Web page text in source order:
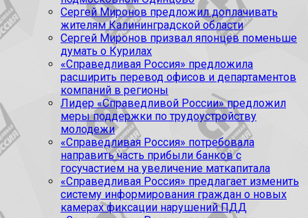
Сергей Миронов предложил доплачивать
жителям Калининградской области
Сергей Миронов призвал японцев поменьше
думать о Курилах
«Справедливая Россия» предложила
расширить перевод офисов и департаментов
компаний в регионы
Лидер «Справедливой России» предложил
меры поддержки по трудоустройству
молодежи
«Справедливая Россия» потребовала
направить часть прибыли банков с
госучастием на увеличение маткапитала
«Справедливая Россия» предлагает изменить
систему информирования граждан о новых
камерах фиксации нарушений ПДД